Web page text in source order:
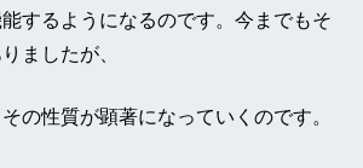
するようになるのです。今までもそ
ましたが、
の性質が顕著になっていくのです。